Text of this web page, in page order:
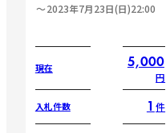
2023年7月23日(日)22:00
現在 5,000
円
入札件数 1 件